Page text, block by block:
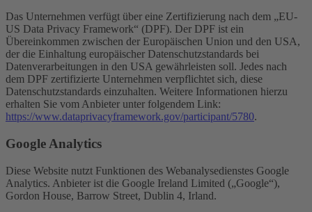
Das Unternehmen verfügt über eine Zertifizierung nach dem „EU-
US Data Privacy Framework“ (DPF). Der DPF ist ein
Übereinkommen zwischen der Europäischen Union und den USA,
der die Einhaltung europäischer Datenschutzstandards bei
Datenverarbeitungen in den USA gewährleisten soll. Jedes nach
dem DPF zertifizierte Unternehmen verpflichtet sich, diese
Datenschutzstandards einzuhalten. Weitere Informationen hierzu
erhalten Sie vom Anbieter unter folgendem Link:
https://www.dataprivacyframework.gov/participant/5780.
Google Analytics
Diese Website nutzt Funktionen des Webanalysedienstes Google
Analytics. Anbieter ist die Google Ireland Limited („Google“),
Gordon House, Barrow Street, Dublin 4, Irland.